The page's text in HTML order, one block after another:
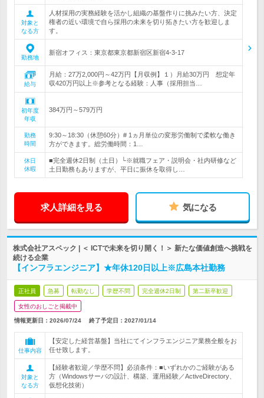
対象と
なる方
人材採用の実務経験を活かし組織の基盤作りに挑みたい方、決定
権者の近い環境で自ら採用の未来を切り拓きたい方を歓迎しま
す。
勤務地
新宿オフィス：東京都東京都新宿区新宿4-3-17
給与
月給：27万2,000円～42万円【月収例】１）月給30万円 想定年
収420万円以上※参考となる経験：人事（採用担当…
初年度
年収
384万円～579万円
勤務
時間
9:30～18:30（休憩60分）# 1ヵ月単位の変形労働制で柔軟な働き
方ができます。総労働時間：1…
休日
休暇
■完全週休2日制（土日）└※就職フェア・説明会・社内研修など
土日勤務もありますが、平日に振休を取得し…
求人詳細を見る 気になる
株式会社アスペック | ＜ ICTで未来を切り開く！＞ 新たな価値創造へ挑戦を
続ける企業
【インフラエンジニア】★年休120日以上※広島本社勤務
正社員 急募 転勤なし 学歴不問 完全週休2日制 第二新卒歓迎
女性のおしごと掲載中
情報更新日：2026/07/24 終了予定日： 2027/01/14
仕事内容
【安定した経営基盤】当社にてインフラエンジニア業務全般をお
任せ致します。
対象と
なる方
【経験者歓迎／学歴不問】必須条件：■いずれかのご経験がある
方（Windowsサーバの設計、構築、運用経験／ActiveDirectory、
仮想化技術）